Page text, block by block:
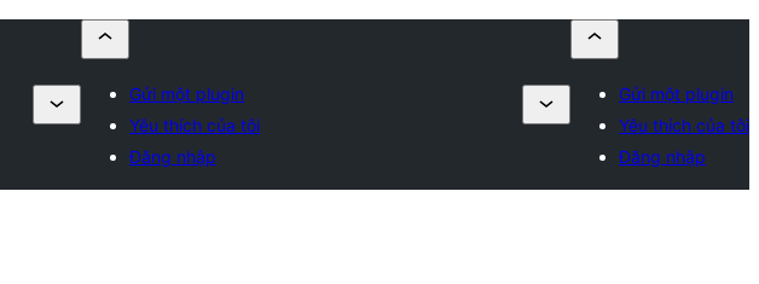
Gửi một plugin
Yêu thích của tôi
Đăng nhập
Gửi một plugin
Yêu thích của tôi
Đăng nhập